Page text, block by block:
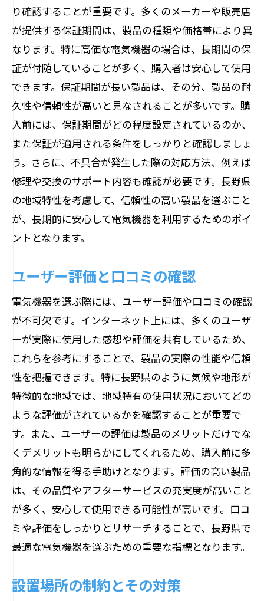
り確認することが重要です。多くのメーカーや販売店
が提供する保証期間は、製品の種類や価格帯により異
なります。特に高価な電気機器の場合は、長期間の保
証が付随していることが多く、購入者は安心して使用
できます。保証期間が長い製品は、その分、製品の耐
久性や信頼性が高いと見なされることが多いです。購
入前には、保証期間がどの程度設定されているのか、
また保証が適用される条件をしっかりと確認しましょ
う。さらに、不具合が発生した際の対応方法、例えば
修理や交換のサポート内容も確認が必要です。長野県
の地域特性を考慮して、信頼性の高い製品を選ぶこと
が、長期的に安心して電気機器を利用するためのポイ
ントとなります。
ユーザー評価と口コミの確認
電気機器を選ぶ際には、ユーザー評価や口コミの確認
が不可欠です。インターネット上には、多くのユーザ
ーが実際に使用した感想や評価を共有しているため、
これらを参考にすることで、製品の実際の性能や信頼
性を把握できます。特に長野県のように気候や地形が
特徴的な地域では、地域特有の使用状況においてどの
ような評価がされているかを確認することが重要で
す。また、ユーザーの評価は製品のメリットだけでな
くデメリットも明らかにしてくれるため、購入前に多
角的な情報を得る手助けとなります。評価の高い製品
は、その品質やアフターサービスの充実度が高いこと
が多く、安心して使用できる可能性が高いです。口コ
ミや評価をしっかりとリサーチすることで、長野県で
最適な電気機器を選ぶための重要な指標となります。
設置場所の制約とその対策